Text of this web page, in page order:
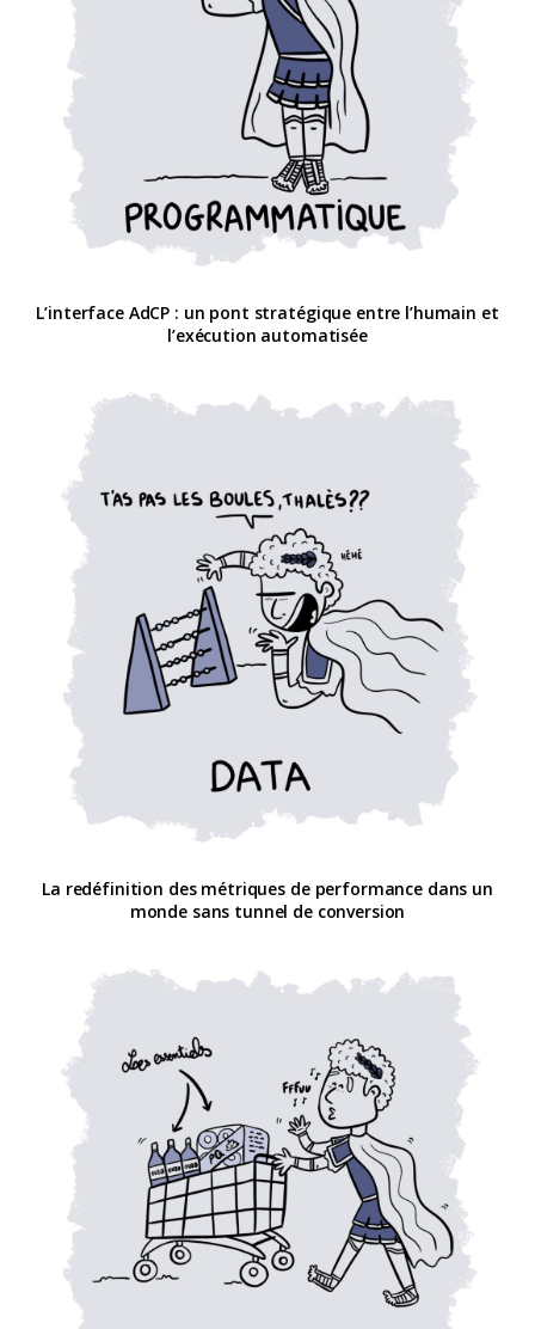
L’interface AdCP : un pont stratégique entre l’humain et
l’exécution automatisée
La redéfinition des métriques de performance dans un
monde sans tunnel de conversion